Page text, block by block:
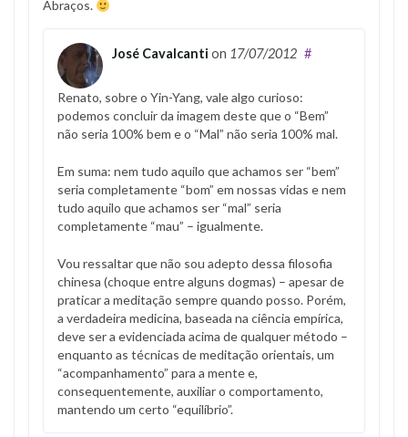
Abraços.
José Cavalcanti on 17/07/2012 #
Renato, sobre o Yin-Yang, vale algo curioso:
podemos concluir da imagem deste que o “Bem”
não seria 100% bem e o “Mal” não seria 100% mal.
Em suma: nem tudo aquilo que achamos ser “bem”
seria completamente “bom” em nossas vidas e nem
tudo aquilo que achamos ser “mal” seria
completamente “mau” – igualmente.
Vou ressaltar que não sou adepto dessa filosofia
chinesa (choque entre alguns dogmas) – apesar de
praticar a meditação sempre quando posso. Porém,
a verdadeira medicina, baseada na ciência empírica,
deve ser a evidenciada acima de qualquer método –
enquanto as técnicas de meditação orientais, um
“acompanhamento” para a mente e,
consequentemente, auxiliar o comportamento,
mantendo um certo “equilíbrio”.